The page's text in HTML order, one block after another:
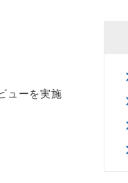
ューを実施